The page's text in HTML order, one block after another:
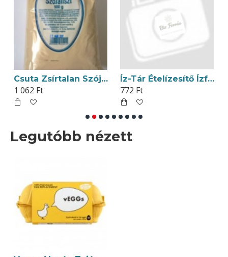
Csuta Zsírtalan Szójaliszt 500g
1 062 Ft
Íz-Tár Ételízesítő Ízfokozómentes 250g
772 Ft
Legutóbb nézett